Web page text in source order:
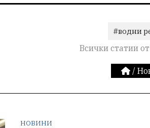
#водни
Всички статии
/
НОВИНИ